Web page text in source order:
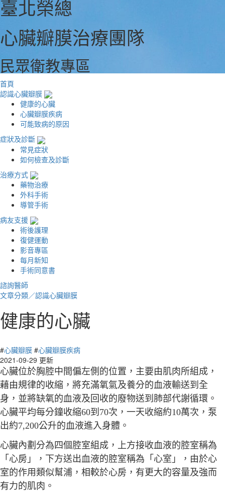
臺北榮總
心臟瓣膜治療團隊
民眾衛教專區
首頁
認識心臟瓣膜
健康的心臟
心臟瓣膜疾病
可能致病的原因
症狀及診斷
常見症狀
如何檢查及診斷
治療方式
藥物治療
外科手術
導管手術
病友支援
術後護理
復健運動
影音專區
每月新知
手術同意書
諮詢醫師
文章分類／認識心臟瓣膜
健康的心臟
#心臟瓣膜 #心臟瓣膜疾病
2021-09-29 更新
心臟位於胸腔中間偏左側的位置，主要由肌肉所組成，
藉由規律的收縮，將充滿氧氣及養分的血液輸送到全
身，並將缺氧的血液及回收的廢物送到肺部代謝循環。
心臟平均每分鐘收縮60到70次，一天收縮約10萬次，泵
出約7,200公升的血液進入身體。
心臟內劃分為四個腔室組成，上方接收血液的腔室稱為
「心房」，下方送出血液的腔室稱為「心室」，由於心
室的作用類似幫浦，相較於心房，有更大的容量及強而
有力的肌肉。